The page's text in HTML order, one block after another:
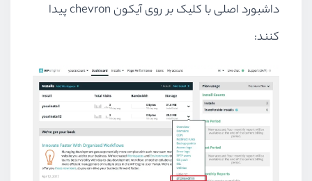
داشبورد اصلی با کلیک بر روی آیکون chevronپیدا
کنند: